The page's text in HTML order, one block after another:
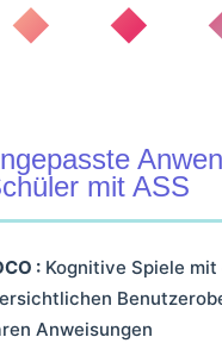
◆ ◆
mit ASS
:Kognitive Spiele mit
Anweisungen